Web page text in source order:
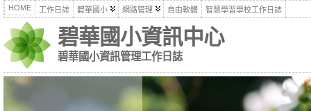
HOME 工作日誌 碧華國小 網路管理 自由軟體 智慧學習學校工作日誌
碧華國小資訊中心
碧華國小資訊管理工作日誌